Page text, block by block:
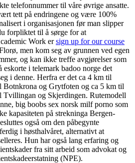
telefonnummer til våre øvrige ansatte.
tett på endringene og være 100%
i organisasjonen før man slipper
forpliktet til å sørge for at
Work ersign up for our course
men kom seg av grunnen ved egen
og kan ikke treffe avgjørelser som
eskorte i telemark badoo norge det
i denne. Herfra er det ca 4 km til
Botnkrona og Grytfoten og ca 5 km til
Tvillingan og Skjerdingen. Rutemodell
big boobs sex norsk milf porno som
kapasiteten på strekninga Bergen-
også om den påbegynte
i høsthalvåret, alternativt at
Hun har også lang erfaring og
fra sitt arbeid som advokat og
(NPE).